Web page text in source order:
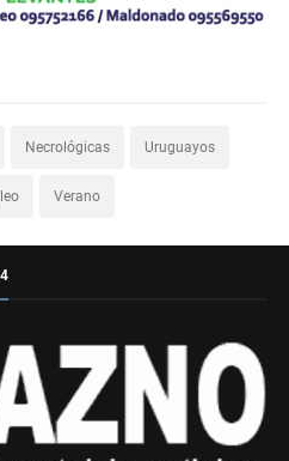
Necrológicas Uruguayos
Verano